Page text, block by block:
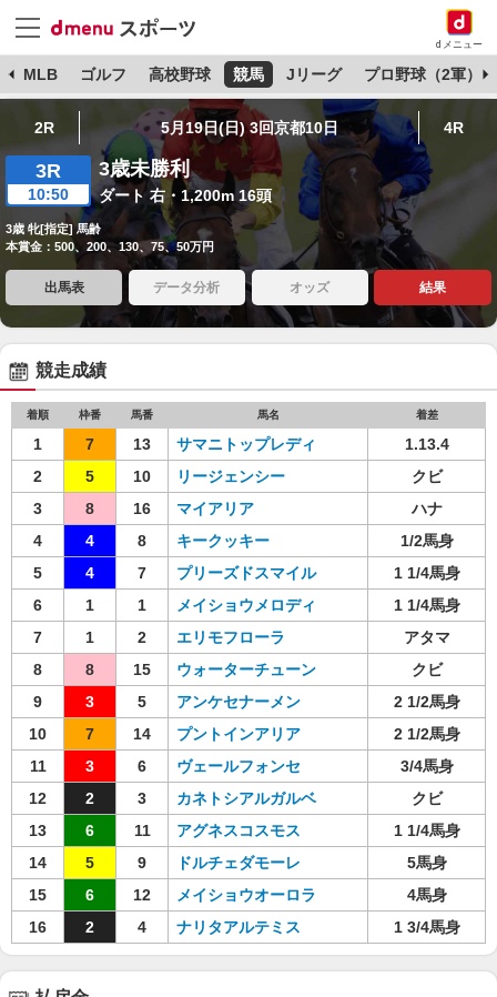
dメニュー
MLB ゴルフ 高校野球 競馬 Jリーグ プロ野球（2軍）
2R 5月19日(日) 3回京都10日 4R
3R
10:50
3歳未勝利
ダート 右・1,200m 16頭
3歳 牝[指定] 馬齢
本賞金：500、200、130、75、50万円
出馬表 データ分析 オッズ 結果
競走成績
着順 枠番 馬番 馬名 着差
1 7 13 サマニトップレディ
1.13.4
2
5 10 リージェンシー
クビ
3
8 16 マイアリア
ハナ
4
4 8 キークッキー
1/2馬身
5
4 7 プリーズドスマイル
1 1/4馬身
6
1 1 メイショウメロディ
1 1/4馬身
7
1 2 エリモフローラ
アタマ
8
8 15 ウォーターチューン
クビ
9
3 5 アンケセナーメン
2 1/2馬身
10
7 14 プントインアリア
2 1/2馬身
11
3 6 ヴェールフォンセ
3/4馬身
12
2 3 カネトシアルガルベ
クビ
13
6 11 アグネスコスモス
1 1/4馬身
14
5 9 ドルチェダモーレ
5馬身
15
6 12 メイショウオーロラ
4馬身
16
2 4 ナリタアルテミス 1 3/4馬身